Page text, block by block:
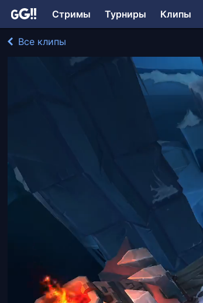
Стримы Турниры Клипы
Все клипы
Povar играл в League of Legends